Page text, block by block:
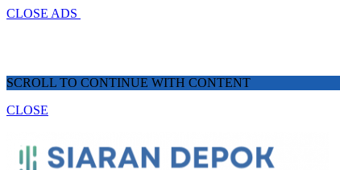
CLOSE ADS
SCROLL TO CONTINUE WITH CONTENT
CLOSE